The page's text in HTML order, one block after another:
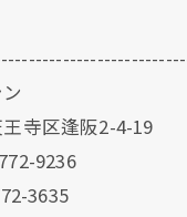
寺区逢阪2-4-19
9236
3635